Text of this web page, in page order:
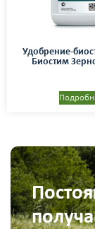
Удобрение-
Биостим